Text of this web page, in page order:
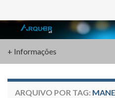
Search for:
+ Informações
ARQUIVO POR TAG: